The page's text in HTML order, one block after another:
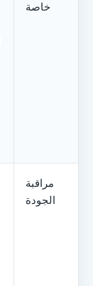
خاصة
مراقبة
الجودة